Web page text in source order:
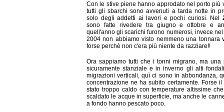
Con le stive piene hanno approdato nel porto più
tutti gli sbarchi sono avvenuti a tarda notte in
solo degli addetti ai lavori e pochi curiosi. Nel
sono fatte rivedere tra giugno e ottobre e
quell'anno gli scarichi furono numerosi, invece nel
2004 non abbiamo visto nemmeno una tonnara
forse perchè non c'era più niente da razziare!!
Ora sappiamo tutti che i tonni migrano, ma una
sicuramente stanziale e in inverno gli alti
migrazioni verticali, quì ci sono in abbondanza,
concentrazione ne ha subito certamente. Forse il
stato troppo caldo con temperature altissime
scaldato le acque in superficie, ma anche le
a fondo hanno pescato poco.